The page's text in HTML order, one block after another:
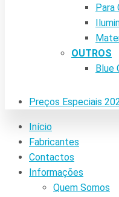
Para
OUTROS
Blue
Preços Especiais
Início
Fabricantes
Contactos
Informações
Quem Somos